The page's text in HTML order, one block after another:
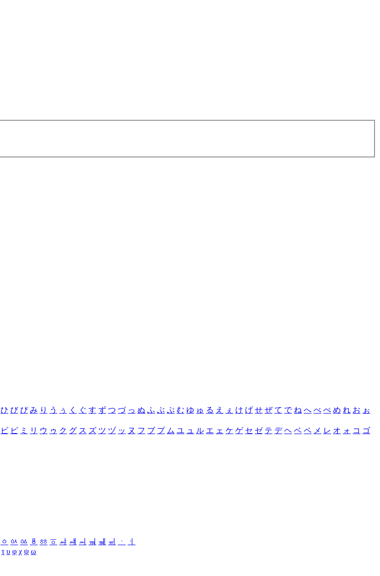
ひ び ぴ み り う ぅ く ぐ す ず つ づ っ ぬ ふ ぶ ぷ む ゆ ゅ る え ぇ け げ せ ぜ て で ね へ べ ぺ め れ お ぉ
ビ ピ ミ リ ウ ゥ ク グ ス ズ ツ ヅ ッ ヌ フ ブ プ ム ユ ュ ル エ ェ ケ ゲ セ ゼ テ デ ヘ ベ ペ メ レ オ ォ コ ゴ
ㆁ ㆂ ㆃ ㆄ ㆅ ㆆ ㆇ ㆈ ㆉ ㆊ ㆋ ㆌ ㆍ
ㆎ
τ υ φ χ ψ ω